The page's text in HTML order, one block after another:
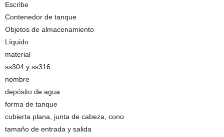
Escribe
Contenedor de tanque
Objetos de almacenamiento
Líquido
material
ss304 y ss316
nombre
depósito de agua
forma de tanque
cubierta plana, junta de cabeza, cono
tamaño de entrada y salida